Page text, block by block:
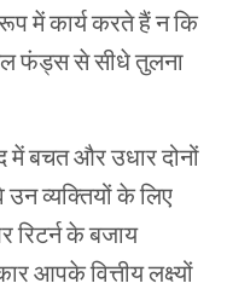
में कार्य करते हैं न कि
फंड्स से सीधे तुलना
बचत और उधार दोनों
व्यक्तियों के लिए
रिटर्न के बजाय
आपके वित्तीय लक्ष्यों